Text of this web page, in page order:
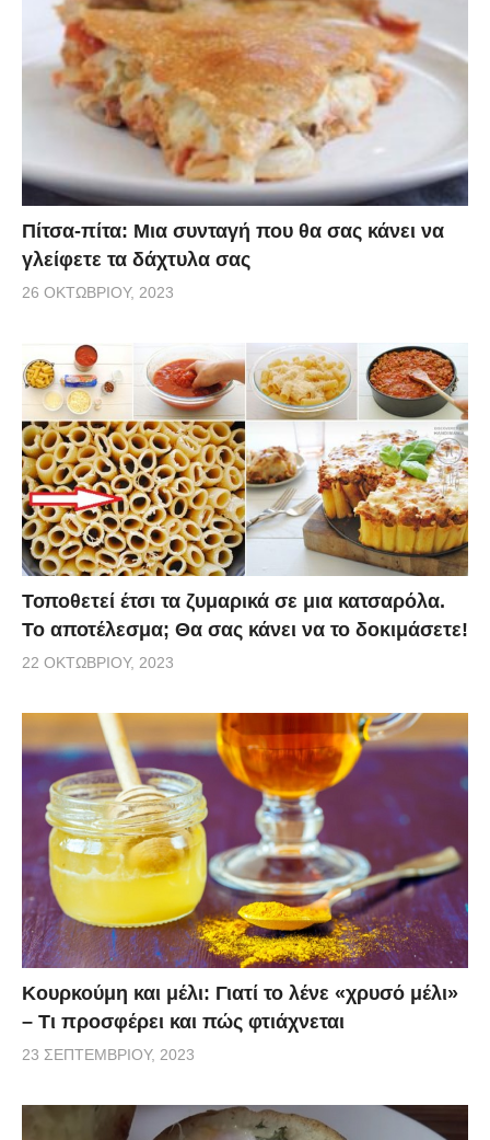
Πίτσα-πίτα: Μια συνταγή που θα σας κάνει να
γλείφετε τα δάχτυλα σας
26 ΟΚΤΩΒΡΊΟΥ, 2023
Τοποθετεί έτσι τα ζυμαρικά σε μια κατσαρόλα.
Το αποτέλεσμα; Θα σας κάνει να το δοκιμάσετε!
22 ΟΚΤΩΒΡΊΟΥ, 2023
Κουρκούμη και μέλι: Γιατί το λένε «χρυσό μέλι»
– Τι προσφέρει και πώς φτιάχνεται
23 ΣΕΠΤΕΜΒΡΊΟΥ, 2023